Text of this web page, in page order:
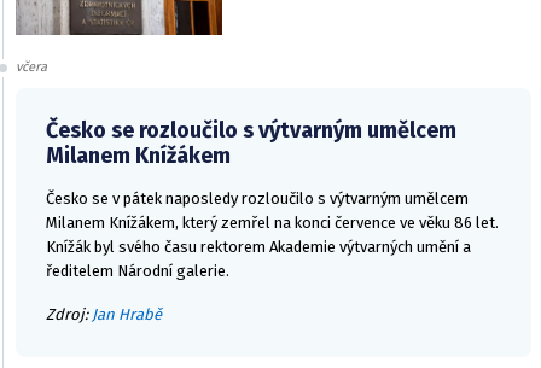
včera
Česko se rozloučilo s výtvarným umělcem
Milanem Knížákem
Česko se v pátek naposledy rozloučilo s výtvarným umělcem
Milanem Knížákem, který zemřel na konci července ve věku 86 let.
Knížák byl svého času rektorem Akademie výtvarných umění a
ředitelem Národní galerie.
Zdroj: Jan Hrabě